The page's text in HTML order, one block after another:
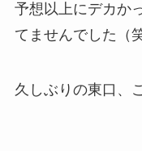
予想以上にデカか
てませんでした（笑
久しぶりの東口、